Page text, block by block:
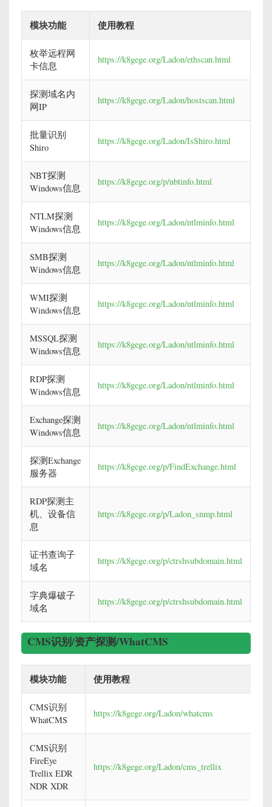
模块功能 使用教程
枚举远程网
卡信息
https://k8gege.org/Ladon/ethscan.html
探测域名内
网IP
https://k8gege.org/Ladon/hostscan.html
批量识别
Shiro
https://k8gege.org/Ladon/IsShiro.html
NBT探测
Windows信息
https://k8gege.org/p/nbtinfo.html
NTLM探测
Windows信息
https://k8gege.org/Ladon/ntlminfo.html
SMB探测
Windows信息
https://k8gege.org/Ladon/ntlminfo.html
WMI探测
Windows信息
https://k8gege.org/Ladon/ntlminfo.html
MSSQL探测
Windows信息
https://k8gege.org/Ladon/ntlminfo.html
RDP探测
Windows信息
https://k8gege.org/Ladon/ntlminfo.html
Exchange探测
Windows信息
https://k8gege.org/Ladon/ntlminfo.html
探测Exchange
服务器
https://k8gege.org/p/FindExchange.html
RDP探测主
机、设备信
息
https://k8gege.org/p/Ladon_snmp.html
证书查询子
域名
https://k8gege.org/p/ctrshsubdomain.html
字典爆破子
域名
https://k8gege.org/p/ctrshsubdomain.html
CMS识别/资产探测/WhatCMS
模块功能 使用教程
CMS识别
WhatCMS
https://k8gege.org/Ladon/whatcms
CMS识别
FireEye
Trellix EDR
NDR XDR
https://k8gege.org/Ladon/cms_trellix